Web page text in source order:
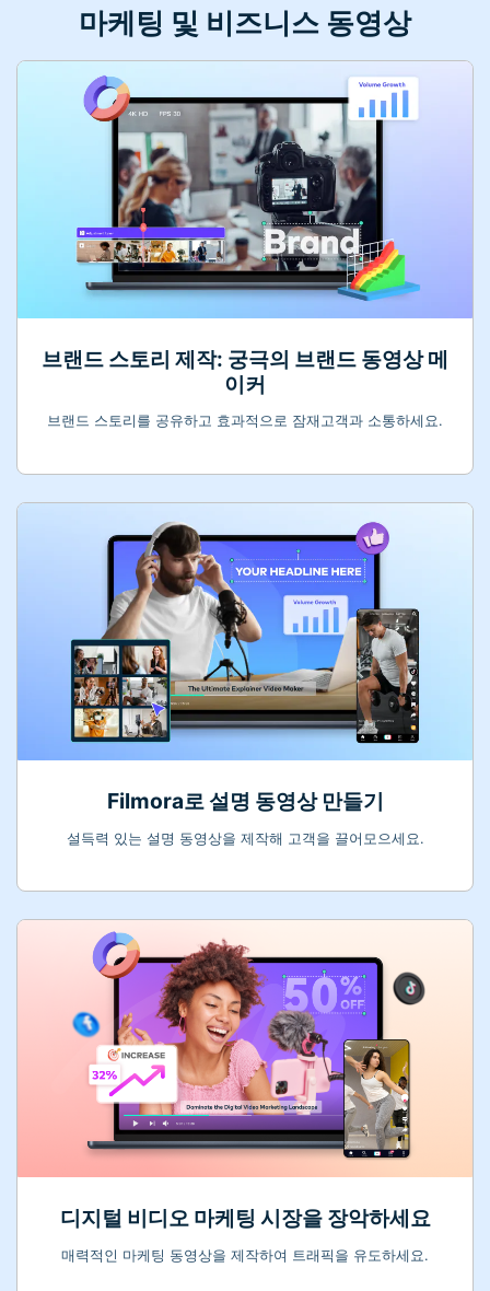
마케팅 및 비즈니스 동영상
브랜드 스토리 제작: 궁극의 브랜드 동영상 메
이커
브랜드 스토리를 공유하고 효과적으로 잠재고객과 소통하세요.
Filmora로 설명 동영상 만들기
설득력 있는 설명 동영상을 제작해 고객을 끌어모으세요.
디지털 비디오 마케팅 시장을 장악하세요
매력적인 마케팅 동영상을 제작하여 트래픽을 유도하세요.